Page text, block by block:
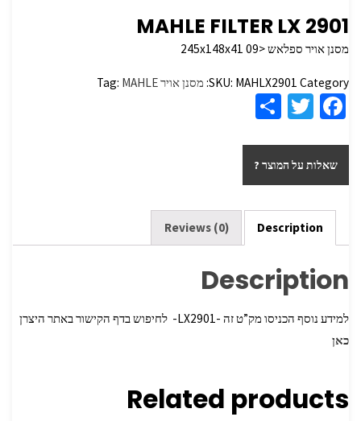
MAHLE FILTER LX 2901
מסנן אויר ספלאש <245x148x41 09
SKU: MAHLX2901 Category: מסנן אויר Tag: MAHLE
Fa
b
o
o
k
T
tt
er
ar
e
שאלות על המוצר ?
Description
Reviews (0)
Description
למידע נוסף הכניסו מק”ט זה -LX2901- לחיפוש בדף הקישור באתר היצרן
כאן
Related products